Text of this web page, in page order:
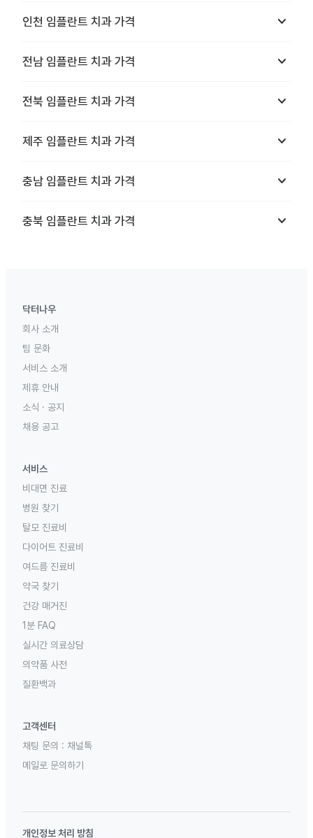
인천 임플란트 치과 가격 keyboard_arrow_down
전남 임플란트 치과 가격 keyboard_arrow_down
전북 임플란트 치과 가격 keyboard_arrow_down
제주 임플란트 치과 가격 keyboard_arrow_down
충남 임플란트 치과 가격 keyboard_arrow_down
충북 임플란트 치과 가격 keyboard_arrow_down
닥터나우
회사 소개
팀 문화
서비스 소개
제휴 안내
소식 · 공지
채용 공고
서비스
비대면 진료
병원 찾기
탈모 진료비
다이어트 진료비
여드름 진료비
약국 찾기
건강 매거진
1분 FAQ
실시간 의료상담
의약품 사전
질환백과
고객센터
채팅 문의 : 채널톡
메일로 문의하기
개인정보 처리 방침